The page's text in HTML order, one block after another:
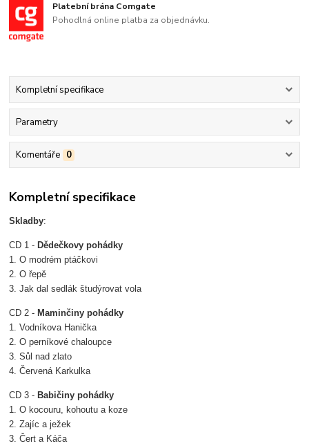
Platební brána Comgate
Pohodlná online platba za objednávku.
Kompletní specifikace
Parametry
Komentáře 0
Kompletní specifikace
Skladby:
CD 1 - Dědečkovy pohádky
1. O modrém ptáčkovi
2. O řepě
3. Jak dal sedlák študýrovat vola
CD 2 - Maminčiny pohádky
1. Vodníkova Hanička
2. O perníkové chaloupce
3. Sůl nad zlato
4. Červená Karkulka
CD 3 - Babičiny pohádky
1. O kocouru, kohoutu a koze
2. Zajíc a ježek
3. Čert a Káča